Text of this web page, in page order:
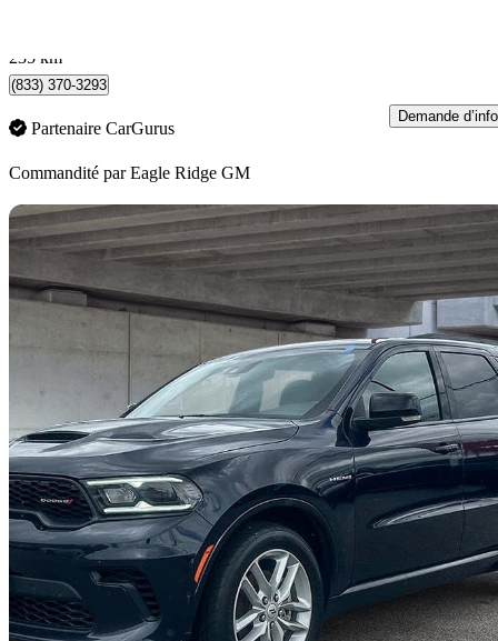
235 km
(833) 370-3293
Partenaire CarGurus
Demande d’info
Commandité parEagle Ridge GM
2025 Dodge Durango
R/T AWD 68 333 km